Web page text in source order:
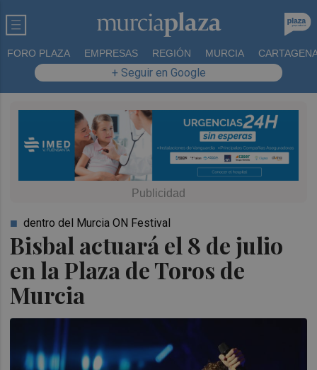
FORO PLAZA EMPRESAS REGIÓN MURCIA
+ Seguir en Google
Bisbal actuará el 8 de julio
en la Plaza de Toros de
Murcia
dentro del Murcia ON Festival